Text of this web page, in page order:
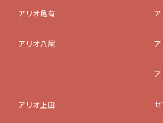
アリオ亀有
アリオ八尾
アリオ上田